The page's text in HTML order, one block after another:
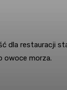
dla restauracji
owoce morza.